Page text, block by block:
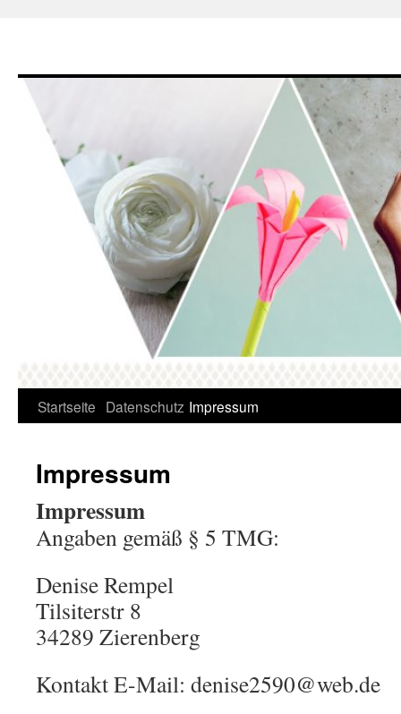
Springe
Inhalt
Startseite Datenschutz Impressum
Impressum
Impressum
Angaben gemäß § 5 TMG:
Denise Rempel
Tilsiterstr 8
34289 Zierenberg
Kontakt E-Mail: denise2590@web.de